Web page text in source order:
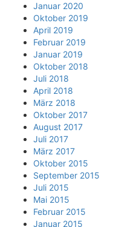
Januar 2020
Oktober 2019
April 2019
Februar 2019
Januar 2019
Oktober 2018
Juli 2018
April 2018
März 2018
Oktober 2017
August 2017
Juli 2017
März 2017
Oktober 2015
September 2015
Juli 2015
Mai 2015
Februar 2015
Januar 2015